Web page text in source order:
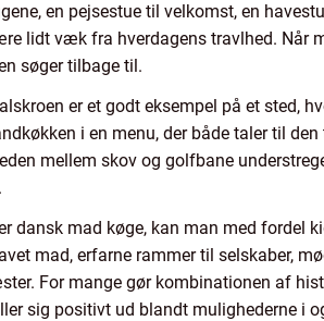
en pejsestue til velkomst, en
lidt væk fra hverdagens travlhed. Når
søger tilbage til.
er et godt eksempel på et sted,
i en menu, der både taler til
mellem skov og golfbane
dansk mad køge, kan man med fordel
mad, erfarne rammer til selskaber,
For mange gør kombinationen af
sig positivt ud blandt mulighederne i